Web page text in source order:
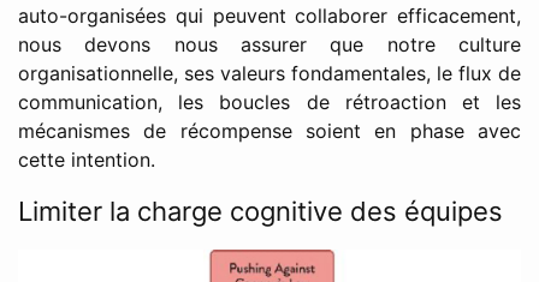
auto-organisées qui peuvent collaborer efficacement,
nous devons nous assurer que notre culture
organisationnelle, ses valeurs fondamentales, le flux de
communication, les boucles de rétroaction et les
mécanismes de récompense soient en phase avec
cette intention.
Limiter la charge cognitive des équipes